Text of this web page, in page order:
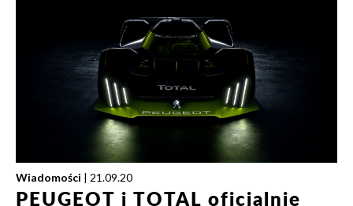
Wiadomości | 21.09.20
PEUGEOT i TOTAL oficjalnie